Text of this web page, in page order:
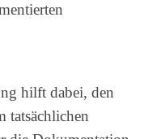
hilft dabei, den
tatsächlichen